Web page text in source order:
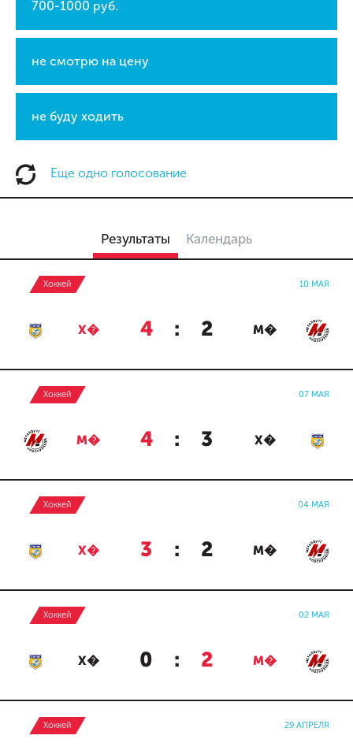
700-1000 руб.
не смотрю на цену
не буду ходить
Еще одно голосование
Результаты Календарь
Хоккей 10 МАЯ
Х� 4 : 2 М�
Хоккей 07 МАЯ
М� 4 : 3 Х�
Хоккей 04 МАЯ
Х� 3 : 2 М�
Хоккей 02 МАЯ
Х� 0 : 2 М�
Хоккей 29 АПРЕЛЯ